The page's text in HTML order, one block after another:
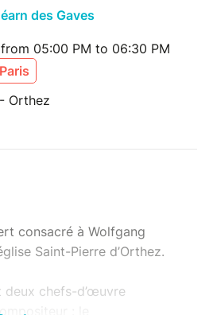
des Gaves
05:00 PM to 06:30 PM
Orthez
consacré à Wolfgang
Saint-Pierre d’Orthez.
deux chefs-d’œuvre
: le